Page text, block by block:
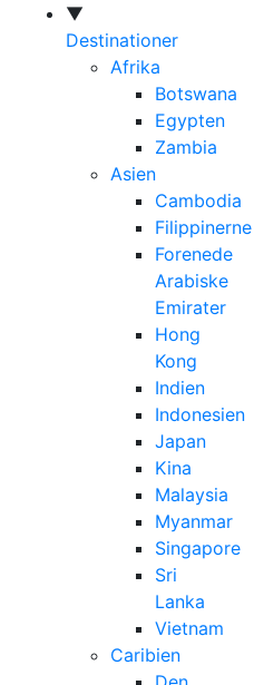
▼
Destinationer
Afrika
Botswana
Egypten
Zambia
Asien
Cambodia
Filippinerne
Forenede
Arabiske
Emirater
Hong
Kong
Indien
Indonesien
Japan
Kina
Malaysia
Myanmar
Singapore
Sri
Lanka
Vietnam
Caribien